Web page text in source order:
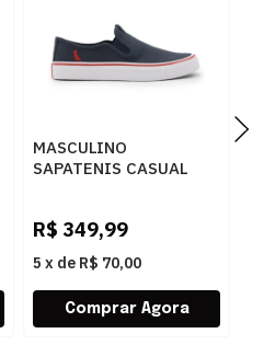
MASCULINO
SAPATENIS CASUAL
R$ 349,99
5 x de R$ 70,00